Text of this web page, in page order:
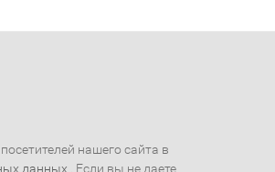
нашего сайта в
данных . Если вы не даете